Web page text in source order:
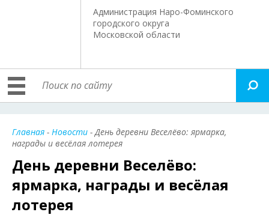
Администрация Наро-Фоминского
городского округа
Московской области
Главная - Новости - День деревни Веселёво: ярмарка,
награды и весёлая лотерея
День деревни Веселёво:
ярмарка, награды и весёлая
лотерея